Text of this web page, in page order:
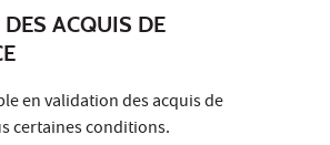
ACQUIS DE
en validation des acquis de
certaines conditions.